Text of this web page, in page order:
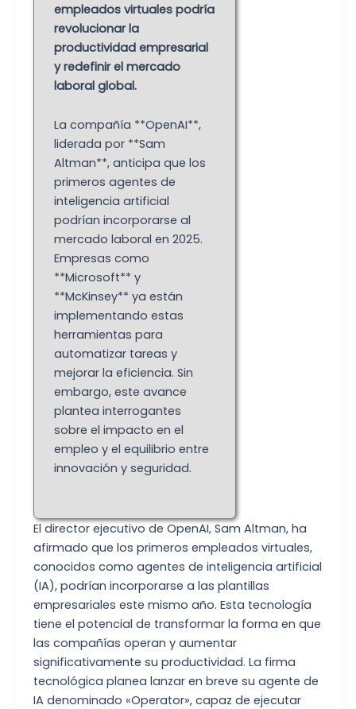
empleados virtuales podría
revolucionar la
productividad empresarial
y redefinir el mercado
laboral global.
La compañía **OpenAI**,
liderada por **Sam
Altman**, anticipa que los
primeros agentes de
inteligencia artificial
podrían incorporarse al
mercado laboral en 2025.
Empresas como
**Microsoft** y
**McKinsey** ya están
implementando estas
herramientas para
automatizar tareas y
mejorar la eficiencia. Sin
embargo, este avance
plantea interrogantes
sobre el impacto en el
empleo y el equilibrio entre
innovación y seguridad.
El director ejecutivo de OpenAI, Sam Altman, ha
afirmado que los primeros empleados virtuales,
conocidos como agentes de inteligencia artificial
(IA), podrían incorporarse a las plantillas
empresariales este mismo año. Esta tecnología
tiene el potencial de transformar la forma en que
las compañías operan y aumentar
significativamente su productividad. La firma
tecnológica planea lanzar en breve su agente de
IA denominado «Operator», capaz de ejecutar